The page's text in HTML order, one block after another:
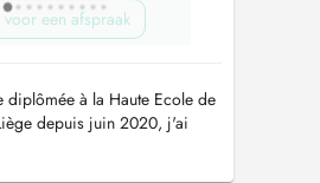
voor een afspraak
diplômée à la Haute Ecole de
depuis juin 2020, j'ai
ans à l'ile de la Réunion
en France. Je débute mon